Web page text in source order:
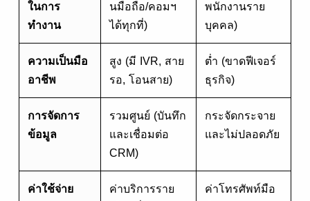
ในการ
ทำงาน
นมือถือ/คอมฯ
ได้ทุกที่)
พนักงานราย
บุคคล)
ความเป็นมือ
อาชีพ
สูง (มี IVR, สาย
รอ, โอนสาย)
ต่ำ (ขาดฟีเจอร์
ธุรกิจ)
การจัดการ
ข้อมูล
รวมศูนย์ (บันทึก
และเชื่อมต่อ
CRM)
กระจัดกระจาย
และไม่ปลอดภัย
ค่าใช้จ่าย
ค่าบริการราย
ค่าโทรศัพท์มือ